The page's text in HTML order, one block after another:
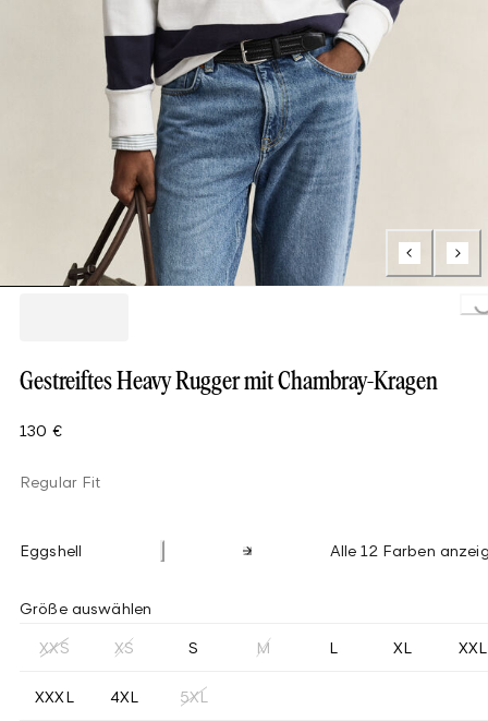
Loading...
Gestreiftes Heavy Rugger mit Chambray-Kragen
130 €
Regular Fit
Eggshell Alle 12 Farben
Größe auswählen
XXS XS S M L XL XXL
XXXL 4XL 5XL